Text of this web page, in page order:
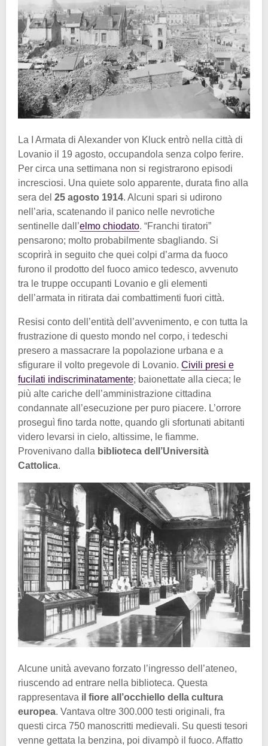
La I Armata di Alexander von Kluck entrò nella città di
Lovanio il 19 agosto, occupandola senza colpo ferire.
Per circa una settimana non si registrarono episodi
incresciosi. Una quiete solo apparente, durata fino alla
sera del 25 agosto 1914. Alcuni spari si udirono
nell’aria, scatenando il panico nelle nevrotiche
sentinelle dall’elmo chiodato. “Franchi tiratori”
pensarono; molto probabilmente sbagliando. Si
scoprirà in seguito che quei colpi d’arma da fuoco
furono il prodotto del fuoco amico tedesco, avvenuto
tra le truppe occupanti Lovanio e gli elementi
dell’armata in ritirata dai combattimenti fuori città.
Resisi conto dell’entità dell’avvenimento, e con tutta la
frustrazione di questo mondo nel corpo, i tedeschi
presero a massacrare la popolazione urbana e a
sfigurare il volto pregevole di Lovanio. Civili presi e
fucilati indiscriminatamente; baionettate alla cieca; le
più alte cariche dell’amministrazione cittadina
condannate all’esecuzione per puro piacere. L’orrore
proseguì fino tarda notte, quando gli sfortunati abitanti
videro levarsi in cielo, altissime, le fiamme.
Provenivano dalla biblioteca dell’Università
Cattolica.
Alcune unità avevano forzato l’ingresso dell’ateneo,
riuscendo ad entrare nella biblioteca. Questa
rappresentava il fiore all’occhiello della cultura
europea. Vantava oltre 300.000 testi originali, fra
questi circa 750 manoscritti medievali. Su questi tesori
venne gettata la benzina, poi divampò il fuoco. Affatto